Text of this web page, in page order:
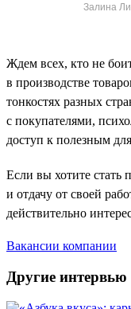
Залина
Ждем всех, кто не
в производстве
тонкостях разных
с покупателями,
доступ к полезным
Если вы хотите стать
и отдачу от своей
действительно
Вакансии компании
Другие